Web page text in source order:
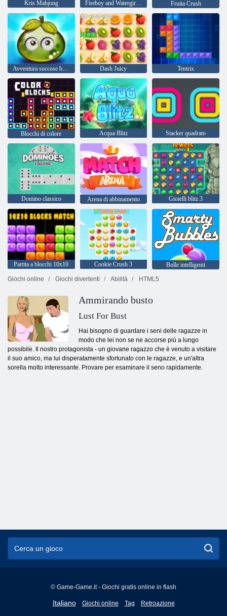
Kris Mahjong Fireboy and Watergirl 4: Tempio di Cristallo Fruita Crush
Dash Juicy Tentrix
Blocchi di colore Acqua Blitz Stacker quadrato
Domino classico Arena di abbinamento Gioielli blitz 3
Partita a blocchi 10x10 Cookie Crush 3
Bolle intelligenti
Giochi online
Giochi divertenti Abilità HTML5
Ammirando busto
Lust For Bust
Hai bisogno di guardare i seni delle ragazze in
modo che lei non se ne accorse più a lungo
possibile. Il nostro protagonista - un giovane ragazzo che è venuto a visitare
il suo amico, ma lui disperatamente sfortunato con le ragazze, e un'altra
sorella molto interessante. Provare per esaminare il seno rapidamente.
© Game-Game.it - Giochi gratis online in flash
Italiano
English
Giochi online Tag Retroazione